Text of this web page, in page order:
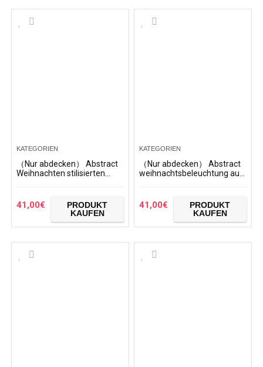
KATEGORIEN
（Nur abdecken） Abstract
Weihnachten stilisierten
Staubschutz Trolley
Protector case…
41,00€
PRODUKT
KAUFEN
KATEGORIEN
（Nur abdecken） Abstract
weihnachtsbeleuchtung auf
reisegepäck auf…
41,00€
PRODUKT
KAUFEN